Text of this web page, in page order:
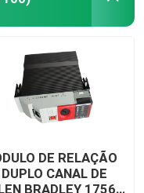
DE RELAÇÃO
CANAL DE
BRADLEY 1756-